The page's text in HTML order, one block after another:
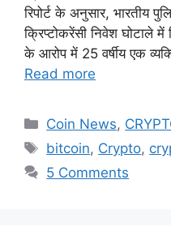
रिपोर्ट के अनुसार, भारतीय
क्रिप्टोकरेंसी निवेश घोटाले
के आरोप में 25 वर्षीय एक
Read more
Categories
Coin News,
Tags
bitcoin, Crypto,
5 Comments